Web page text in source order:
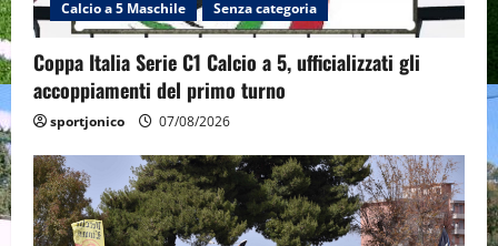
Calcio a 5 Maschile Senza categoria
Coppa Italia Serie C1 Calcio a 5, ufficializzati gli
accoppiamenti del primo turno
sportjonico 07/08/2026